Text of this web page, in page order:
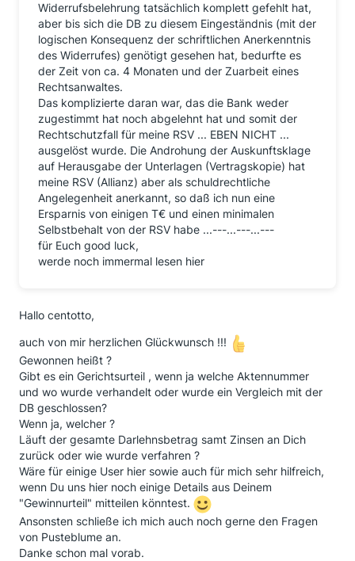
Widerrufsbelehrung tatsächlich komplett gefehlt hat,
aber bis sich die DB zu diesem Eingeständnis (mit der
logischen Konsequenz der schriftlichen Anerkenntnis
des Widerrufes) genötigt gesehen hat, bedurfte es
der Zeit von ca. 4 Monaten und der Zuarbeit eines
Rechtsanwaltes.
Das komplizierte daran war, das die Bank weder
zugestimmt hat noch abgelehnt hat und somit der
Rechtschutzfall für meine RSV ... EBEN NICHT ...
ausgelöst wurde. Die Androhung der Auskunftsklage
auf Herausgabe der Unterlagen (Vertragskopie) hat
meine RSV (Allianz) aber als schuldrechtliche
Angelegenheit anerkannt, so daß ich nun eine
Ersparnis von einigen T€ und einen minimalen
Selbstbehalt von der RSV habe ...---...---...---
für Euch good luck,
werde noch immermal lesen hier
Hallo centotto,
auch von mir herzlichen Glückwunsch !!!
Gewonnen heißt ?
Gibt es ein Gerichtsurteil , wenn ja welche Aktennummer
und wo wurde verhandelt oder wurde ein Vergleich mit der
DB geschlossen?
Wenn ja, welcher ?
Läuft der gesamte Darlehnsbetrag samt Zinsen an Dich
zurück oder wie wurde verfahren ?
Wäre für einige User hier sowie auch für mich sehr hilfreich,
wenn Du uns hier noch einige Details aus Deinem
"Gewinnurteil" mitteilen könntest.
Ansonsten schließe ich mich auch noch gerne den Fragen
von Pusteblume an.
Danke schon mal vorab.